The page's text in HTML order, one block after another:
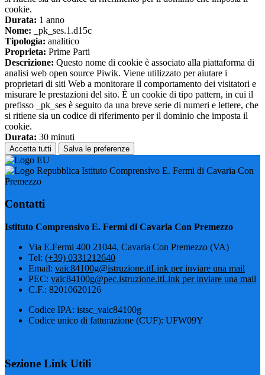
cookie.
Durata: 1 anno
Nome: _pk_ses.1.d15c
Tipologia: analitico
Proprieta: Prime Parti
Descrizione: Questo nome di cookie è associato alla piattaforma di
analisi web open source Piwik. Viene utilizzato per aiutare i
proprietari di siti Web a monitorare il comportamento dei visitatori e
misurare le prestazioni del sito. È un cookie di tipo pattern, in cui il
prefisso _pk_ses è seguito da una breve serie di numeri e lettere, che
si ritiene sia un codice di riferimento per il dominio che imposta il
cookie.
Durata: 30 minuti
Accetta tutti Salva le preferenze
Istituto Comprensivo E. Fermi di Cavaria Con
Premezzo
Contatti
Istituto Comprensivo E. Fermi di Cavaria Con Premezzo
Via E.Fermi 400 21044, Cavaria Con Premezzo (VA)
Tel: (+39) 0331212640
Email: vaic84100g@istruzione.itLink per inviare una mail
PEC: vaic84100g@pec.istruzione.itLink per inviare una mail
C.F.: 82010620126
Codice IPA: istsc_vaic84100g
Codice unico di fatturazione (CUF): UFW09Y
Sezione Link Utili